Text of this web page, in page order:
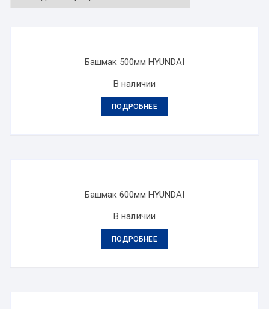
Башмак 500мм HYUNDAI
В наличии
ПОДРОБНЕЕ
Башмак 600мм HYUNDAI
В наличии
ПОДРОБНЕЕ